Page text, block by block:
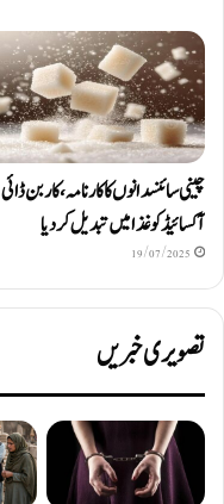
چینی سائنسدانوں کا کارنامہ، کاربن ڈائی
آکسائیڈ کو غذا میں تبدیل کردیا
19/07/2025
تصویری خبریں